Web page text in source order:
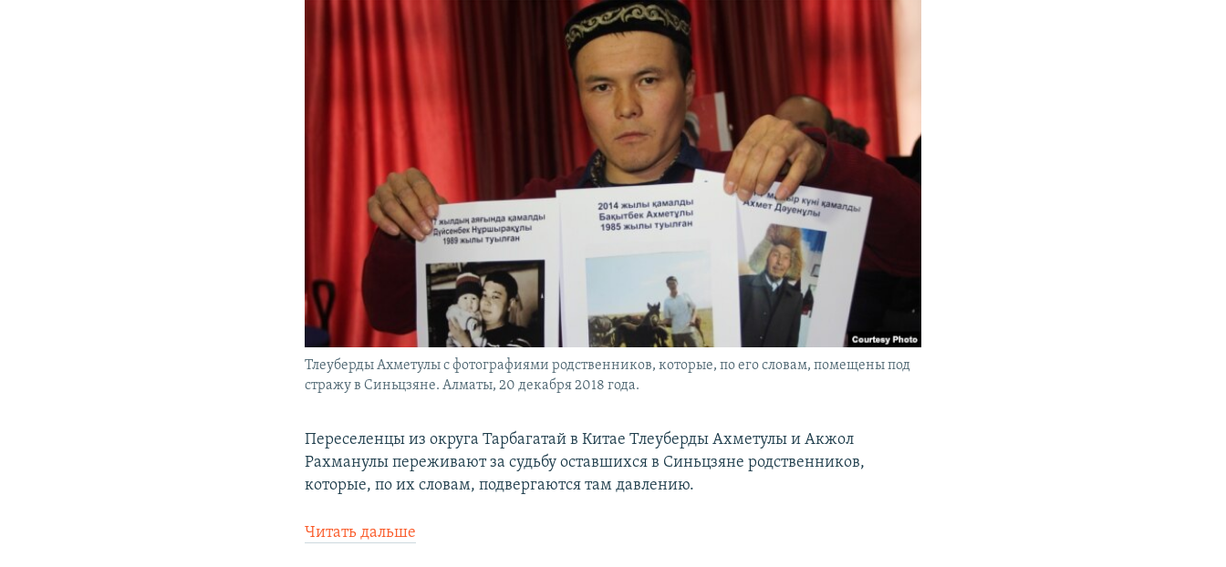
Тлеуберды Ахметулы с фотографиями родственников, которые, по его словам, помещены под
стражу в Синьцзяне. Алматы, 20 декабря 2018 года.
Переселенцы из округа Тарбагатай в Китае Тлеуберды Ахметулы и Акжол
Рахманулы переживают за судьбу оставшихся в Синьцзяне родственников,
которые, по их словам, подвергаются там давлению.
Читать дальше